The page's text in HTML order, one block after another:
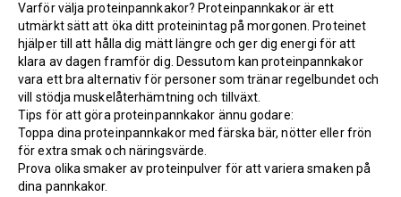
Varför välja proteinpannkakor? Proteinpannkakor är ett
utmärkt sätt att öka ditt proteinintag på morgonen. Proteinet
hjälper till att hålla dig mätt längre och ger dig energi för att
klara av dagen framför dig. Dessutom kan proteinpannkakor
vara ett bra alternativ för personer som tränar regelbundet och
vill stödja muskelåterhämtning och tillväxt.
Tips för att göra proteinpannkakor ännu godare:
Toppa dina proteinpannkakor med färska bär, nötter eller frön
för extra smak och näringsvärde.
Prova olika smaker av proteinpulver för att variera smaken på
dina pannkakor.